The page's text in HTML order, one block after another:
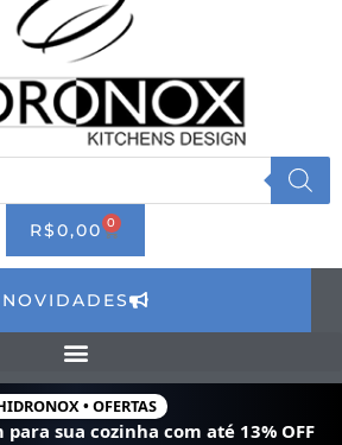
R$0,00 0 CART
NOVIDADES
• OFERTAS
sua cozinha com até 13% OFF